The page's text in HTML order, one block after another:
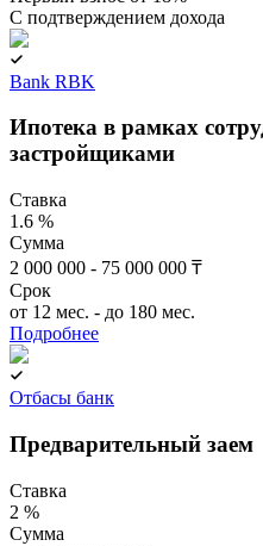
C подтверждением дохода
Bank RBK
Ипотека в рамках
застройщиками
Ставка
1.6 %
Сумма
2 000 000 - 75 000 000 ₸
Срок
от 12 мес. - до 180 мес.
Подробнее
Отбасы банк
Предварительный заем
Ставка
2 %
Сумма